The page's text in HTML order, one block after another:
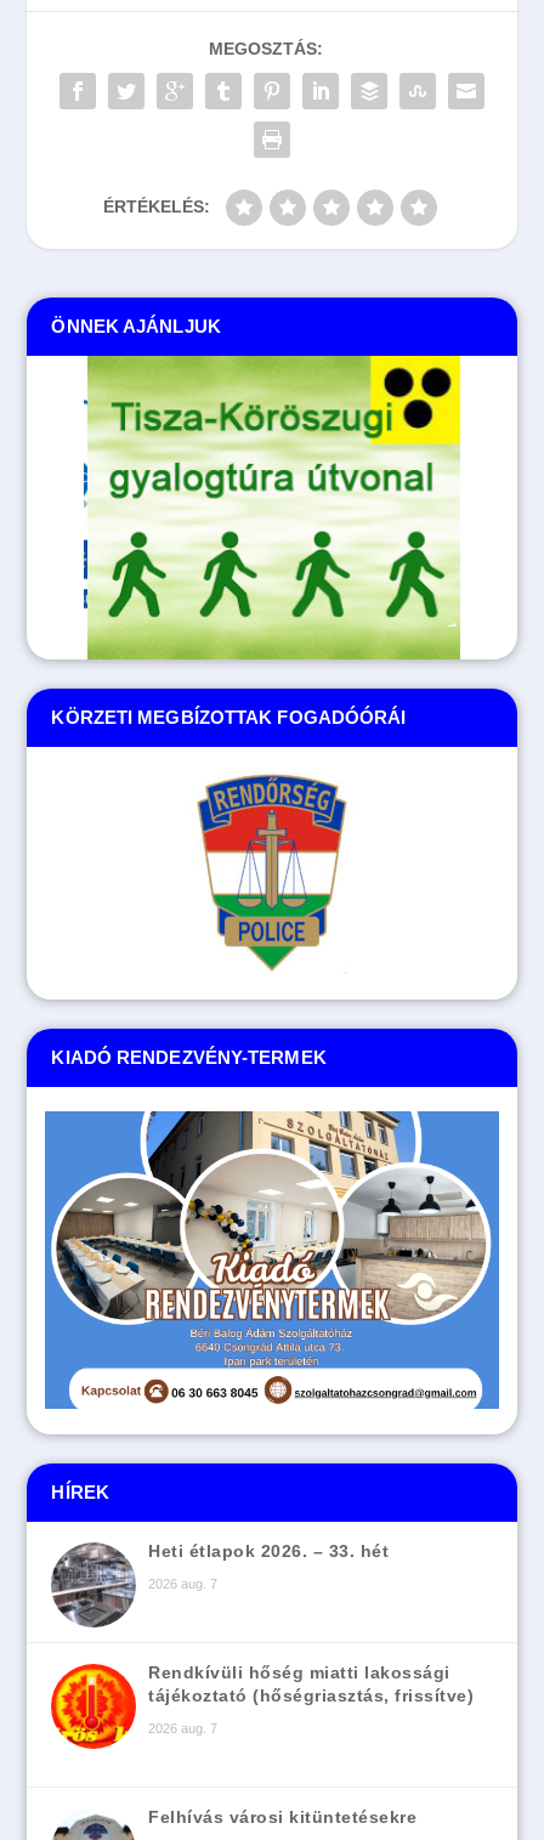
MEGOSZTÁS:
ÉRTÉKELÉS:
HÍREK
Heti étlapok 2026. – 33. hét
2026 aug. 7
Rendkívüli hőség miatti lakossági
tájékoztató (hőségriasztás, frissítve)
2026 aug. 7
Felhívás városi kitüntetésekre
KIADÓ RENDEZVÉNY-TERMEK
KÖRZETI MEGBÍZOTTAK FOGADÓÓRÁI
ÖNNEK AJÁNLJUK